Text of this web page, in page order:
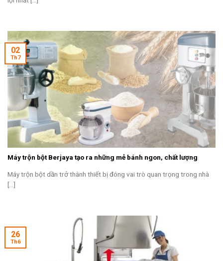
Máy trộn bột Berjaya tạo ra những mẻ bánh ngon, chất lượng
Máy trộn bột dần trở thành thiết bị đóng vai trò quan trọng trong nhà
[...]
02
Th7
26
Th6